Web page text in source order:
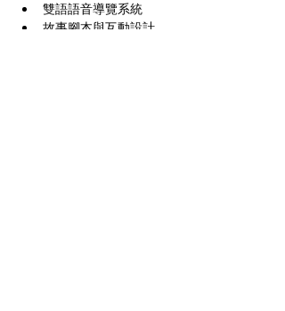
雙語語音導覽系統
故事腳本與互動設計